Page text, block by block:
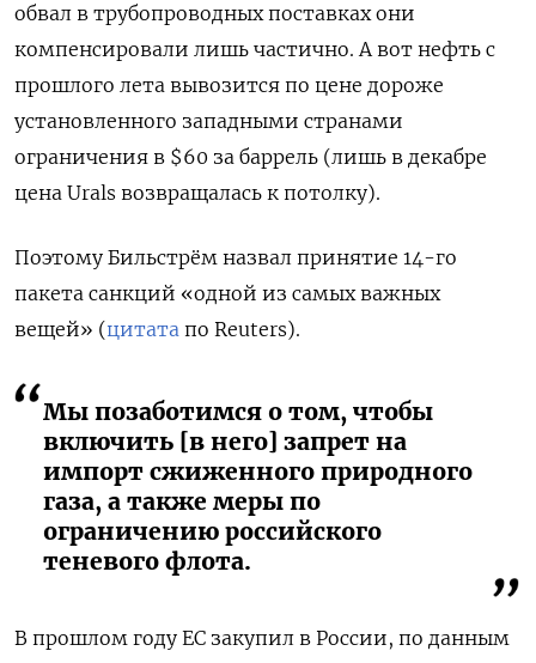
обвал в трубопроводных поставках они
компенсировали лишь частично. А вот нефть с
прошлого лета вывозится по цене дороже
установленного западными странами
ограничения в $60 за баррель (лишь в декабре
цена Urals возвращалась к потолку).
Поэтому Бильстрём назвал принятие 14-го
пакета санкций «одной из самых важных
вещей» (цитата по Reuters).
Мы позаботимся о том, чтобы
включить [в него] запрет на
импорт сжиженного природного
газа, а также меры по
ограничению российского
теневого флота.
В прошлом году ЕС закупил в России, по данным